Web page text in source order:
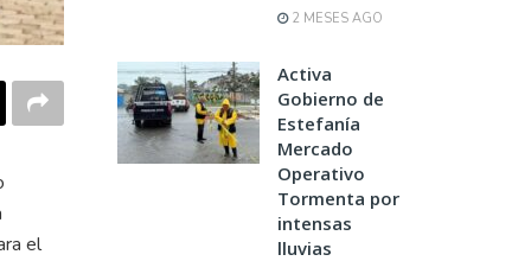
el
2 MESES AGO
Activa
Gobierno de
Estefanía
Mercado
Operativo
Tormenta por
intensas
lluvias